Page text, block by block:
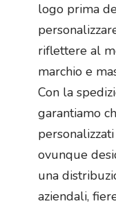
logo prima
riflettere al
marchio e
Con la
garantiamo
ovunque
una
aziendali,